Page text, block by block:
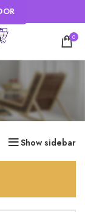
0
Show sidebar